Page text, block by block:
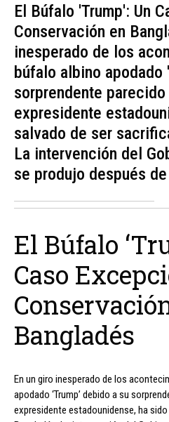
El Búfalo 'Trump': Un
Conservación en
inesperado de los
búfalo albino apodado
sorprendente
expresidente
salvado de ser
La intervención del
se produjo después
El Búfalo
Caso
Bangladés
En un giro inesperado de los
apodado ‘Trump’ debido a su
expresidente estadounidense, ha